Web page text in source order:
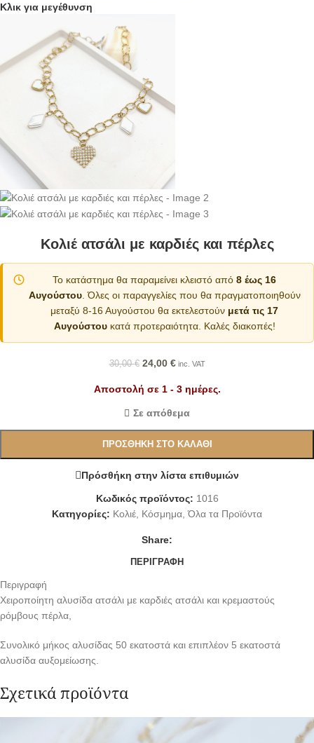
Κλικ για μεγέθυνση
Κολιέ ατσάλι με καρδιές και πέρλες
Το κατάστημα θα παραμείνει κλειστό από 8 έως 16
Αυγούστου. Όλες οι παραγγελίες που θα πραγματοποιηθούν
μεταξύ 8-16 Αυγούστου θα εκτελεστούν μετά τις 17
Αυγούστουκατά προτεραιότητα. Καλές διακοπές!
30,00€ 24,00 €inc. VAT
Αποστολή σε 1 - 3 ημέρες.
Σε απόθεμα
ΠΡΟΣΘΉΚΗ ΣΤΟ ΚΑΛΆΘΙ
Πρόσθήκη στην λίστα επιθυμιών
Κωδικός προϊόντος: 1016
Κατηγορίες: Κολιέ Κόσμημα Όλα τα Προϊόντα
Share:
ΠΕΡΙΓΡΑΦΉ
Περιγραφή
Χειροποίητη αλυσίδα ατσάλι με καρδιές ατσάλι και κρεμαστούς
ρόμβους πέρλα,
Συνολικό μήκος αλυσίδας 50 εκατοστά και επιπλέον 5 εκατοστά
αλυσίδα αυξομείωσης.
Σχετικά προϊόντα